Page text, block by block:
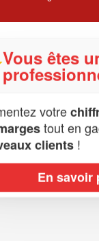
Vous êtes
votre
tout en
clients !
En savoir